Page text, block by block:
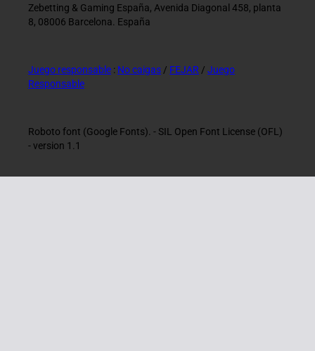
Zebetting & Gaming España, Avenida Diagonal 458, planta
8, 08006 Barcelona. España
Juego responsable : No caigas / FEJAR / Juego
Responsable
Roboto font (Google Fonts). - SIL Open Font License (OFL)
- version 1.1